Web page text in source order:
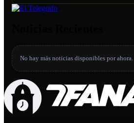
No hay más noticias disponibles por ahora.